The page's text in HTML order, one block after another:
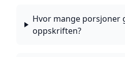
Hvor mange porsjoner
oppskriften?